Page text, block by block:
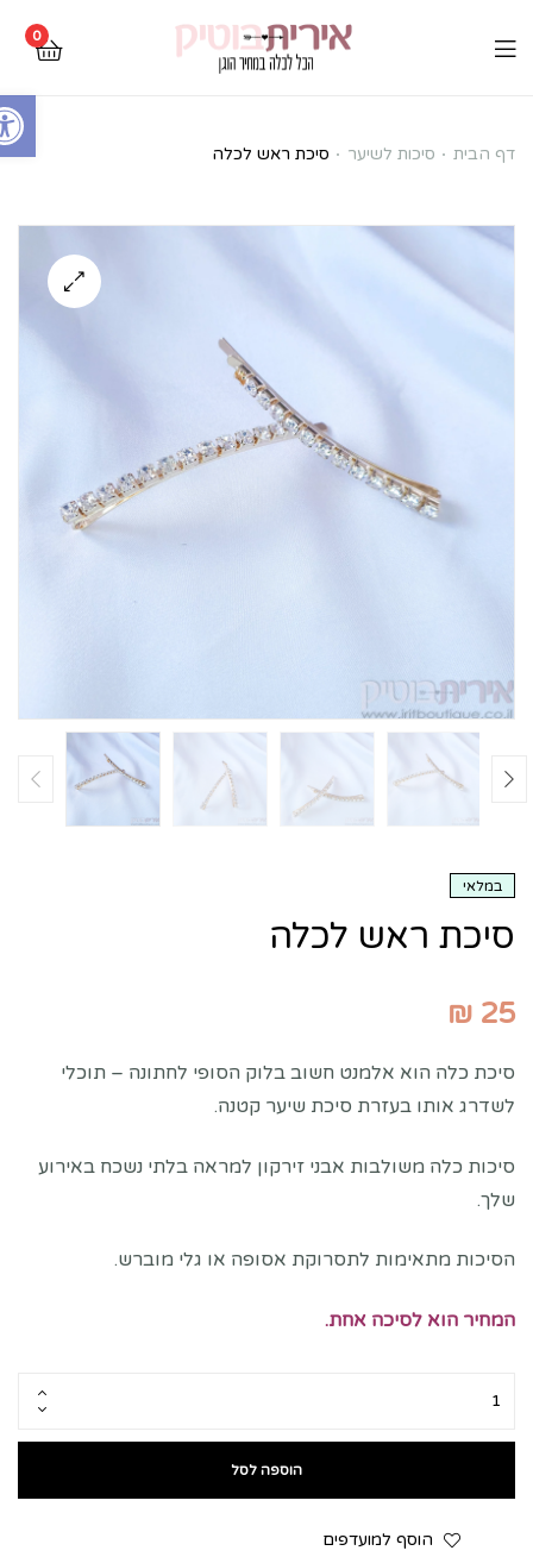
Open toolbar
0
סיכת
לכלה
דף הבית סיכות לשיער סיכת ראש לכלה
במלאי
סיכת ראש לכלה
₪ 25
סיכת כלה הוא אלמנט חשוב בלוק הסופי לחתונה – תוכלי
לשדרג אותו בעזרת סיכת שיער קטנה.
סיכות כלה משולבות אבני זירקון למראה בלתי נשכח באירוע
שלך.
הסיכות מתאימות לתסרוקת אסופה או גלי מוברש.
המחיר הוא לסיכה אחת.
הוספה לסל
הוסף למועדפים